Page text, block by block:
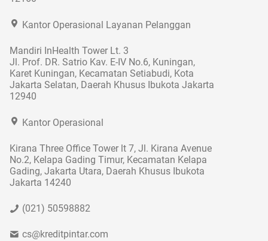
Kantor Operasional Layanan Pelanggan
Mandiri InHealth Tower Lt. 3
Jl. Prof. DR. Satrio Kav. E-IV No.6, Kuningan,
Karet Kuningan, Kecamatan Setiabudi, Kota
Jakarta Selatan, Daerah Khusus Ibukota Jakarta
12940
Kantor Operasional
Kirana Three Office Tower lt 7, Jl. Kirana Avenue
No.2, Kelapa Gading Timur, Kecamatan Kelapa
Gading, Jakarta Utara, Daerah Khusus Ibukota
Jakarta 14240
(021) 50598882
cs@kreditpintar.com